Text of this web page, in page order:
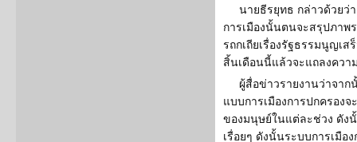
นายธีรยุทธ กล่าวด้วยว่
การเมืองนั้นตนจะสรุปภาพ
รถกเถียเรื่องรัฐธรรมนูญเ
สิ้นเดือนนี้แล้วจะแถลงคว
ผู้สื่อข่าวรายงานว่าจา
แบบการเมืองการปกครอง
ของมนุษย์ในแต่ละช่วง ดัง
เรื่อยๆ ดังนั้นระบบการเมือ